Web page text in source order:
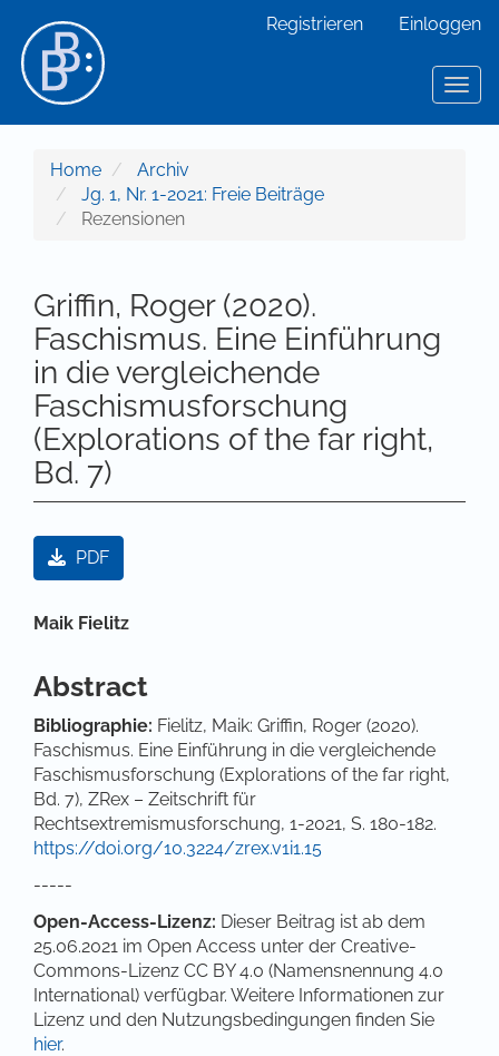
Hauptinhalt
Sidebar
Registrieren Einloggen
Home
Archiv
Jg. 1, Nr. 1-2021: Freie Beiträge
Rezensionen
Griffin, Roger (2020).
Faschismus. Eine Einführung
in die vergleichende
Faschismusforschung
(Explorations of the far right,
Bd. 7)
Artikel-Sidebar
PDF
Hauptsächlicher Artikelinhalt
Maik Fielitz
Abstract
Bibliographie: Fielitz, Maik: Griffin, Roger (2020).
Faschismus. Eine Einführung in die vergleichende
Faschismusforschung (Explorations of the far right,
Bd. 7), ZRex – Zeitschrift für
Rechtsextremismusforschung, 1-2021, S. 180-182.
https://doi.org/10.3224/zrex.v1i1.15
-----
Open-Access-Lizenz: Dieser Beitrag ist ab dem
25.06.2021 im Open Access unter der Creative-
Commons-Lizenz CC BY 4.0 (Namensnennung 4.0
International) verfügbar. Weitere Informationen zur
Lizenz und den Nutzungsbedingungen finden Sie
hier.